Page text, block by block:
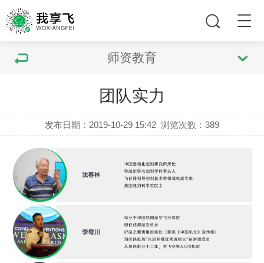
师资教育
团队实力
发布日期：2019-10-29 15:42 浏览次数：389